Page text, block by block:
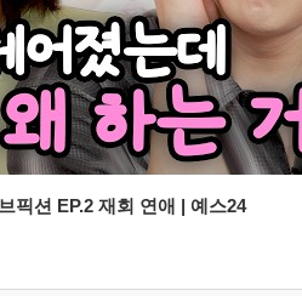
픽션 EP.2 재회 연애 | 예스24